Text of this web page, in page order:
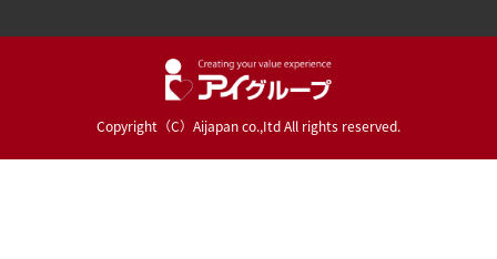
Copyright（C）Aijapan co.,Itd All rights reserved.